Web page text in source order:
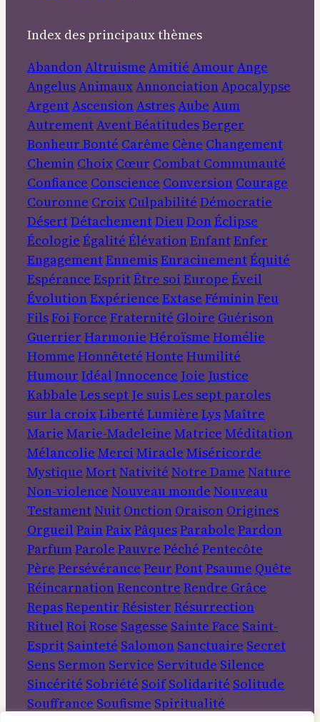
Index des principaux thèmes
AbandonAltruisme Amitié Amour Ange
AngelusAnimauxAnnonciationApocalypse
ArgentAscensionAstresAube Aum
AutrementAventBéatitudesBerger
Bonheur Bonté Carême Cène Changement
Chemin Choix Cœur Combat Communauté
Confiance Conscience Conversion Courage
Couronne Croix Culpabilité Démocratie
DésertDétachementDieuDonÉclipse
Écologie Égalité ÉlévationEnfantEnfer
EngagementEnnemisEnracinementÉquité
Espérance EspritÊtre soi Europe Éveil
ÉvolutionExpérience Extase FémininFeu
FilsFoi Force Fraternité Gloire Guérison
Guerrier Harmonie Héroïsme Homélie
Homme Honnêteté Honte Humilité
Humour Idéal Innocence Joie Justice
Kabbale Les sept Je suisLes sept paroles
sur la croixLiberté Lumière LysMaître
Marie Marie-Madeleine Matrice Méditation
Mélancolie Merci Miracle Miséricorde
Mystique MortNativité Notre Dame Nature
Non-violence Nouveau monde Nouveau
TestamentNuit Onction Oraison Origines
Orgueil PainPaixPâquesParabole Pardon
ParfumParole Pauvre Péché Pentecôte
Père Persévérance Peur PontPsaume Quête
RéincarnationRencontre Rendre Grâce
RepasRepentir Résister Résurrection
Rituel Roi Rose Sagesse Sainte Face Saint-
Esprit Sainteté Salomon Sanctuaire Secret
Sens Sermon Service Servitude Silence
Sincérité Sobriété Soif Solidarité Solitude
Souffrance Soufisme Spiritualité